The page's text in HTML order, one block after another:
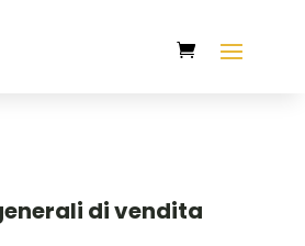
di vendita